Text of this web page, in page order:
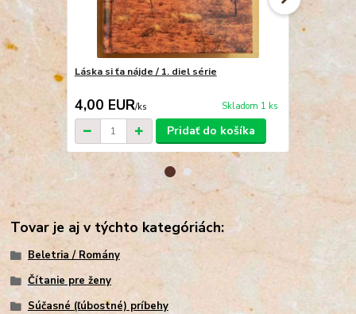
Láska si ťa nájde / 1. diel série
4,00 EUR/ks Skladom 1 ks
Pridať do košíka
Hlboko v
4,00
Tovar je aj v týchto kategóriách:
Beletria / Romány
Čítanie pre ženy
Súčasné (ľúbostné) príbehy